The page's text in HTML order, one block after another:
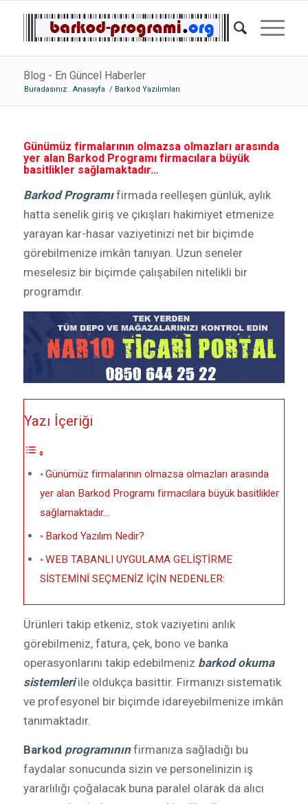
Blog - En Güncel Haberler
Buradasınız: Anasayfa / Barkod Yazılımları
Günümüz firmalarının olmazsa olmazları arasında
yer alan Barkod Programı firmacılara büyük
basitlikler sağlamaktadır…
Barkod Programıfirmada reelleşen günlük, aylık
hatta senelik giriş ve çıkışları hakimiyet etmenize
yarayan kar-hasar vaziyetinizi net bir biçimde
görebilmenize imkân tanıyan. Uzun seneler
meselesiz bir biçimde çalışabilen nitelikli bir
programdır.
Yazı İçeriği
Günümüz firmalarının olmazsa olmazları arasında
yer alan Barkod Programı firmacılara büyük basitlikler
sağlamaktadır…
Barkod Yazılım Nedir?
WEB TABANLI UYGULAMA GELİŞTİRME
SİSTEMİNİ SEÇMENİZ İÇİN NEDENLER:
Ürünleri takip etkeniz, stok vaziyetini anlık
görebilmeniz, fatura, çek, bono ve banka
operasyonlarını takip edebilmeniz barkod okuma
sistemleriile oldukça basittir. Firmanızı sistematik
ve profesyonel bir biçimde idareyebilmenize imkân
tanımaktadır.
Barkod programınınfirmanıza sağladığı bu
faydalar sonucunda sizin ve personelinizin iş
yararlılığı çoğalacak buna paralel olarak da alıcı